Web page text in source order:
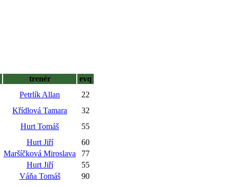
trenér
evq
Petrlík Allan
22
Křídlová Tamara
32
Hurt Tomáš
55
Hurt Jiří
60
Maršíčková Miroslava
77
Hurt Jiří
55
Váňa Tomáš
90